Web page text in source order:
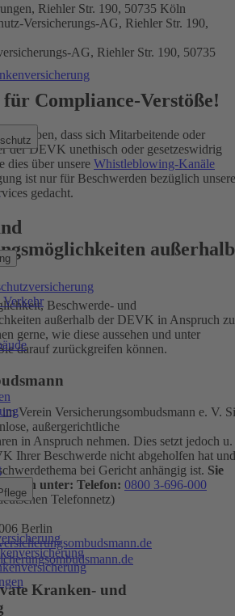
Riehler Str. 190, 50735 Köln
Versicherungs-AG, Riehler Str. 190,
AG, Riehler Str. 190, 50735
Compliance-Verstöße!
haben, dass sich Mitarbeitende oder
der DEVK unethisch oder gesetzeswidrig
dies über unsere Whistleblowing-Kanäle
ist nur für Beschwerden bezüglich
gedacht.
außerhalb
Beschwerde- und
außerhalb der DEVK in Anspruch zu
gerne, wie diese aussehen und unter
darauf zurückgreifen können.
Verein Versicherungsombudsmann e. V.
außergerichtliche
in Anspruch nehmen. Dies setzt jedoch u.
Ihrer Beschwerde nicht abgeholfen hat und
bei Gericht anhängig ist. Sie
unter: Telefon: 0800 3-696-000
Telefonnetz)
Berlin
Kranken- und